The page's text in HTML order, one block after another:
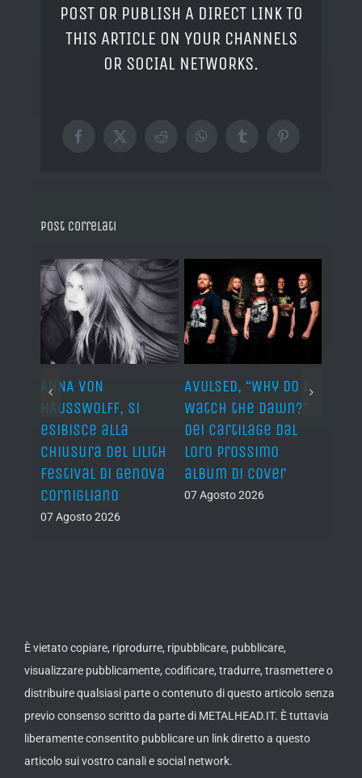
POST OR PUBLISH A DIRECT LINK TO
THIS ARTICLE ON YOUR CHANNELS
OR SOCIAL NETWORKS.
Facebook
X RedditWhatsAppTumblrPinterest
Post correlati
ANNA VON
HAUSSWOLFF, si
esibisce alla
chiusura del Lilith
Festival di Genova
Cornigliano
07 Agosto 2026
AVULSED, “Why Do I
Watch the Dawn?”
dei Cartilage dal
loro prossimo
album di cover
07 Agosto 2026
È vietato copiare, riprodurre, ripubblicare, pubblicare,
visualizzare pubblicamente, codificare, tradurre, trasmettere o
distribuire qualsiasi parte o contenuto di questo articolo senza
previo consenso scritto da parte di METALHEAD.IT. È tuttavia
liberamente consentito pubblicare un link diretto a questo
articolo sui vostro canali e social network.